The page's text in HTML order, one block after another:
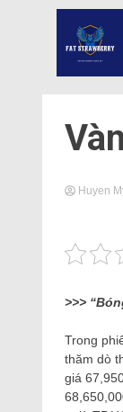
Huyen
>>>
Trong
thăm dò
giá